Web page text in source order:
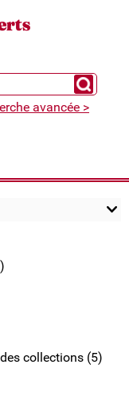
Chercher
avancée >
collections (5)